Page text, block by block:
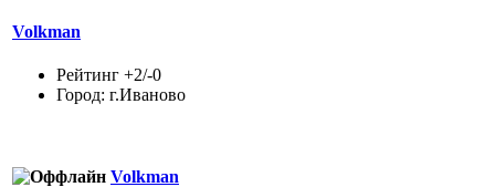
Volkman
Рейтинг +2/-0
Город: г.Иваново
Volkman